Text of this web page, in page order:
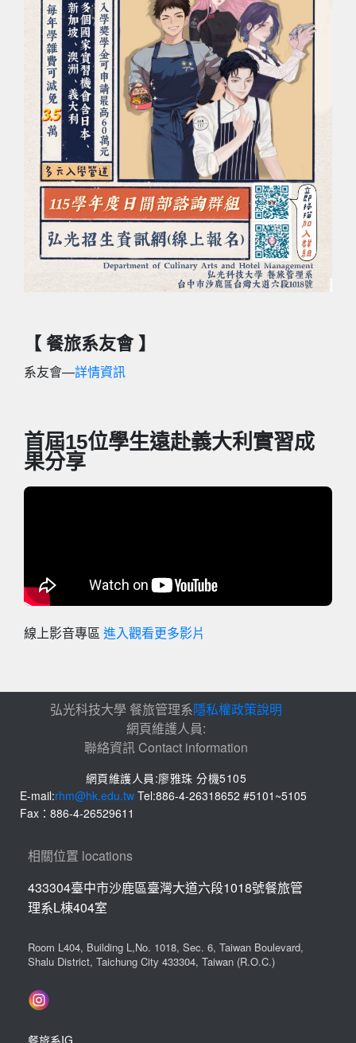
【 餐旅系友會 】
系友會—詳情資訊
首屆15位學生遠赴義大利實習成
果分享
線上影音專區 進入觀看更多影片
弘光科技大學 餐旅管理系隱私權政策說明
網頁維護人員:
聯絡資訊 Contact information
網頁維護人員:廖雅珠 分機5105
E-mail:rhm@hk.edu.tw Tel:886-4-26318652 #5101~5105
Fax：886-4-26529611
相關位置 locations
433304臺中市沙鹿區臺灣大道六段1018號餐旅管
理系L棟404室
Room L404, Building L,No. 1018, Sec. 6, Taiwan Boulevard,
Shalu District, Taichung City 433304, Taiwan (R.O.C.)